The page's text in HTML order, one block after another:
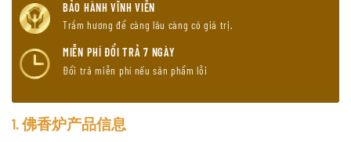
BẢO HÀNH VĨNH VIỄN
Trầm hương để càng lâu càng có giá trị.
MIỄN PHÍ ĐỔI TRẢ 7 NGÀY
Đổi trả miễn phí nếu sản phẩm lỗi
1. 佛香炉产品信息